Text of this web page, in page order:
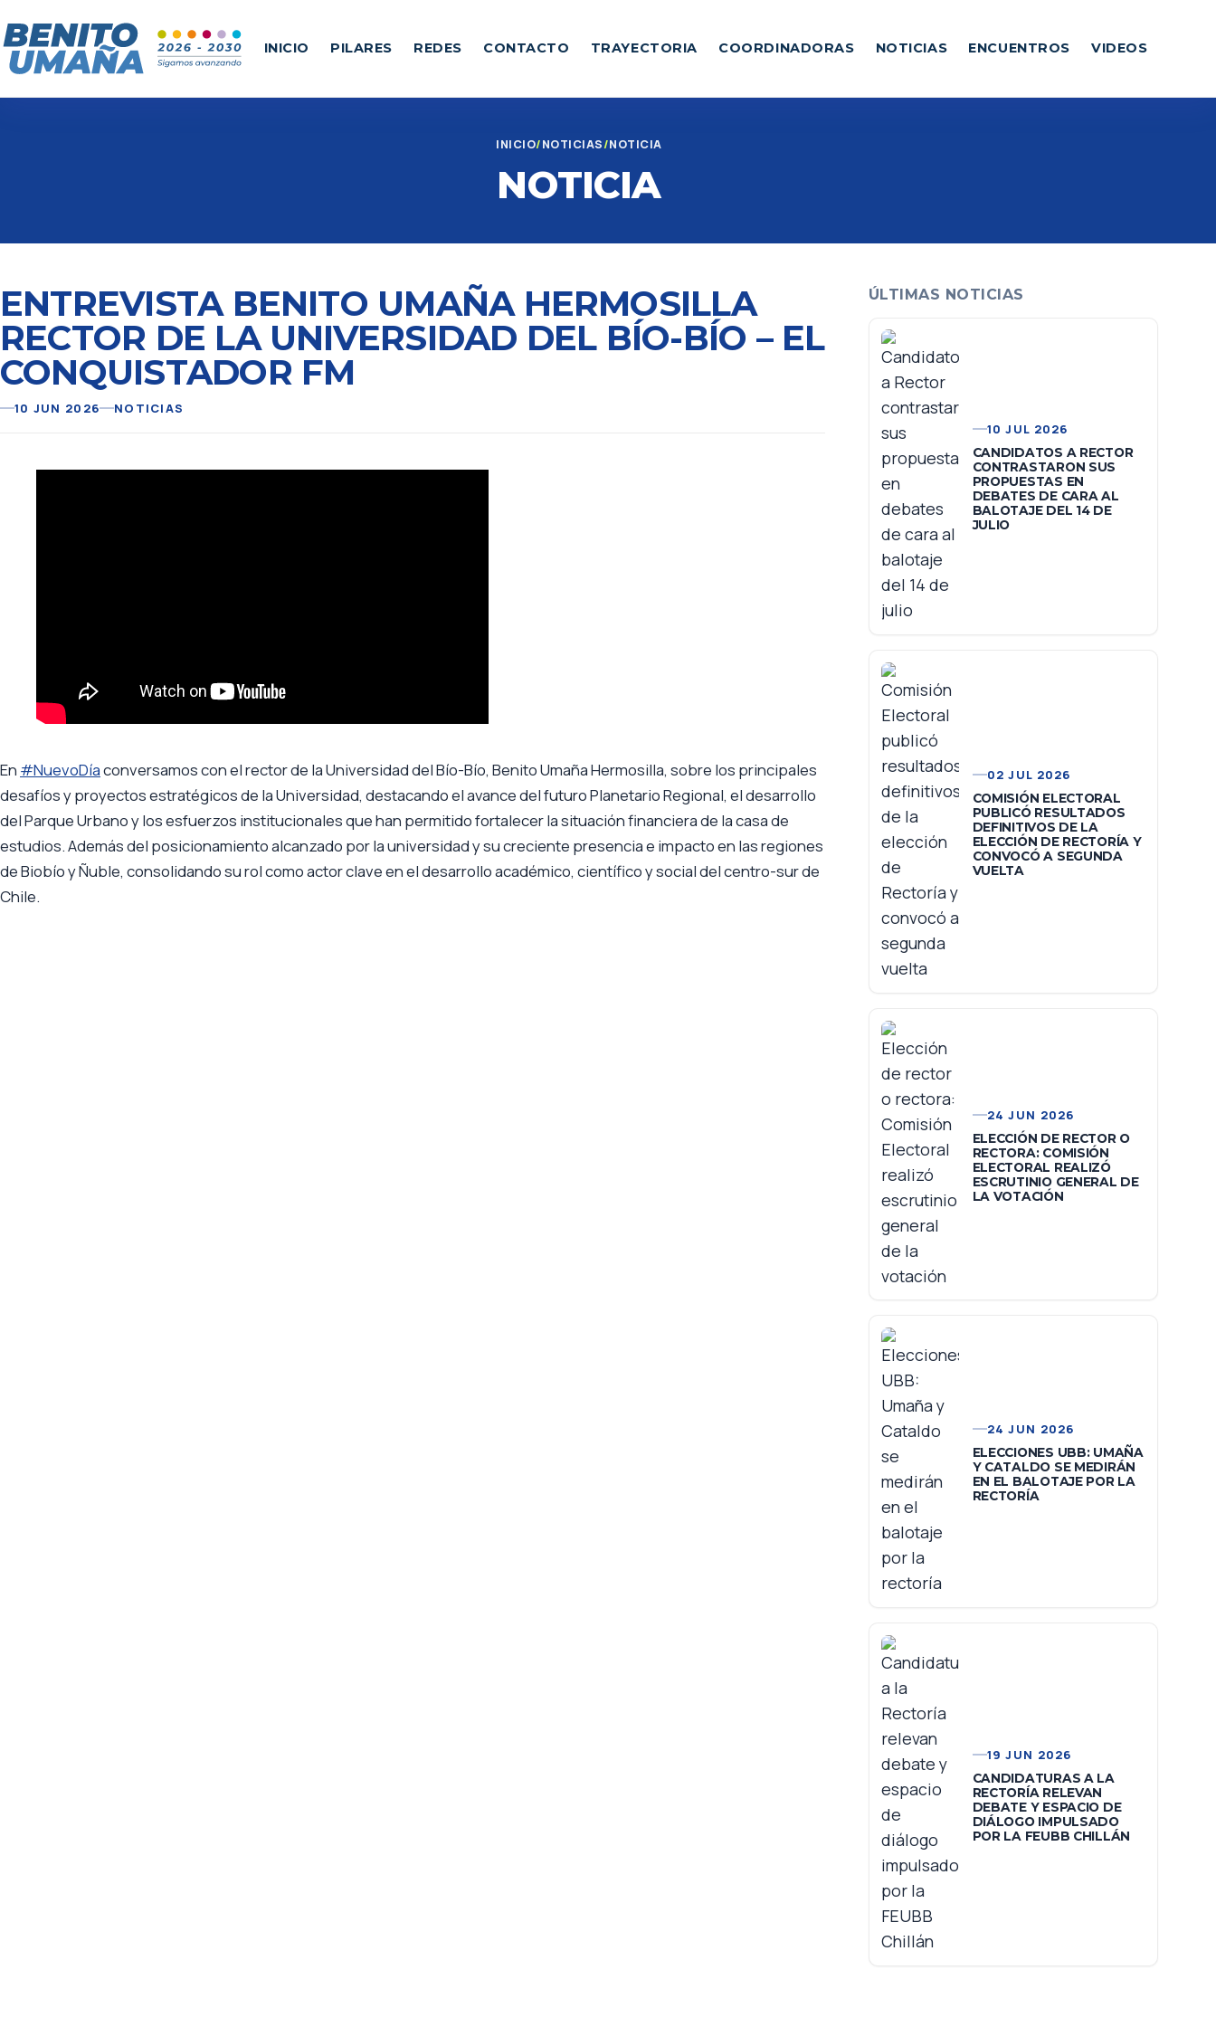
INICIO PILARES REDES CONTACTO TRAYECTORIA COORDINADORAS NOTICIAS ENCUENTROS VIDEOS
INICIO NOTICIAS NOTICIA
NOTICIA
ENTREVISTA BENITO UMAÑA HERMOSILLA
RECTOR DE LA UNIVERSIDAD DEL BÍO-BÍO – EL
CONQUISTADOR FM
10 JUN 2026 NOTICIAS
En #NuevoDíaconversamos con el rector de la Universidad del Bío-Bío, Benito Umaña Hermosilla, sobre los principales
desafíos y proyectos estratégicos de la Universidad, destacando el avance del futuro Planetario Regional, el desarrollo
del Parque Urbano y los esfuerzos institucionales que han permitido fortalecer la situación financiera de la casa de
estudios. Además del posicionamiento alcanzado por la universidad y su creciente presencia e impacto en las regiones
de Biobío y Ñuble, consolidando su rol como actor clave en el desarrollo académico, científico y social del centro-sur de
Chile.
ÚLTIMAS NOTICIAS
10 JUL 2026
CANDIDATOS A RECTOR
CONTRASTARON SUS
PROPUESTAS EN
DEBATES DE CARA AL
BALOTAJE DEL 14 DE
JULIO
02 JUL 2026
COMISIÓN ELECTORAL
PUBLICÓ RESULTADOS
DEFINITIVOS DE LA
ELECCIÓN DE RECTORÍA Y
CONVOCÓ A SEGUNDA
VUELTA
24 JUN 2026
ELECCIÓN DE RECTOR O
RECTORA: COMISIÓN
ELECTORAL REALIZÓ
ESCRUTINIO GENERAL DE
LA VOTACIÓN
24 JUN 2026
ELECCIONES UBB: UMAÑA
Y CATALDO SE MEDIRÁN
EN EL BALOTAJE POR LA
RECTORÍA
19 JUN 2026
CANDIDATURAS A LA
RECTORÍA RELEVAN
DEBATE Y ESPACIO DE
DIÁLOGO IMPULSADO
POR LA FEUBB CHILLÁN